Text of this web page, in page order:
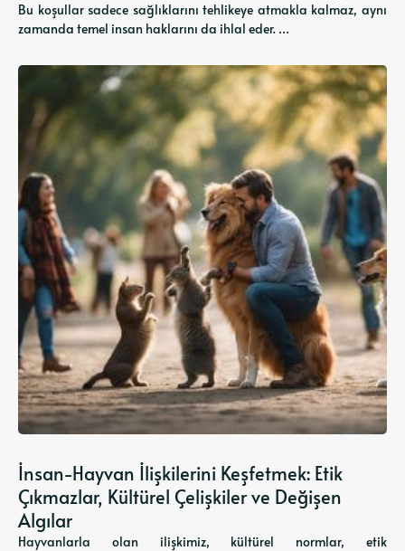
Bu koşullar sadece sağlıklarını tehlikeye atmakla kalmaz, aynı
zamanda temel insan haklarını da ihlal eder. …
İnsan-Hayvan İlişkilerini Keşfetmek: Etik
Çıkmazlar, Kültürel Çelişkiler ve Değişen
Algılar
Hayvanlarla olan ilişkimiz, kültürel normlar, etik